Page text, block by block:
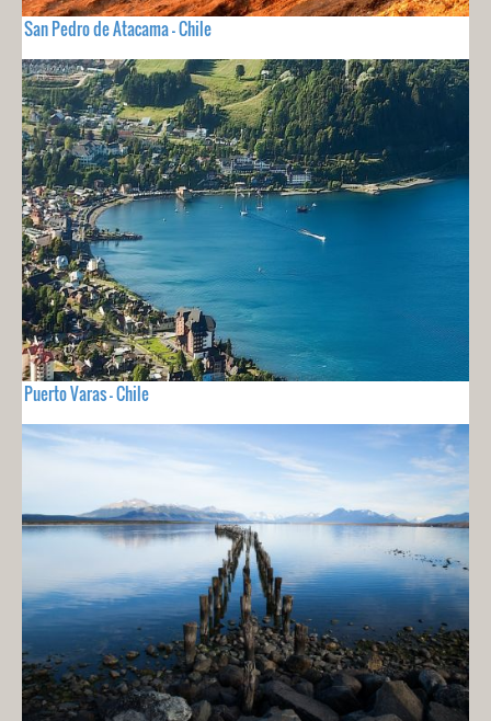
San Pedro de Atacama - Chile
Puerto Varas - Chile